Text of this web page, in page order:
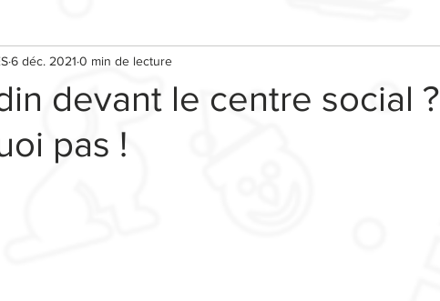
devant le centre social ?
pas !
6 déc. 2021 0 min de lecture